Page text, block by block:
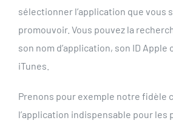
sélectionner l’application que vous
promouvoir. Vous pouvez la
son nom d’application, son ID Apple
iTunes.
Prenons pour exemple notre fidèle
l’application indispensable pour les